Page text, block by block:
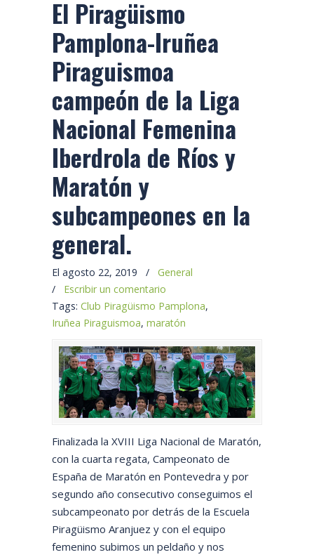
El Piragüismo
Pamplona-Iruñea
Piraguismoa
campeón de la Liga
Nacional Femenina
Iberdrola de Ríos y
Maratón y
subcampeones en la
general.
El agosto 22, 2019 /
General
/ Escribir un comentario
Tags: Club Piragüismo Pamplona,
Iruñea Piraguismoa, maratón
Finalizada la XVIII Liga Nacional de Maratón,
con la cuarta regata, Campeonato de
España de Maratón en Pontevedra y por
segundo año consecutivo conseguimos el
subcampeonato por detrás de la Escuela
Piragüismo Aranjuez y con el equipo
femenino subimos un peldaño y nos